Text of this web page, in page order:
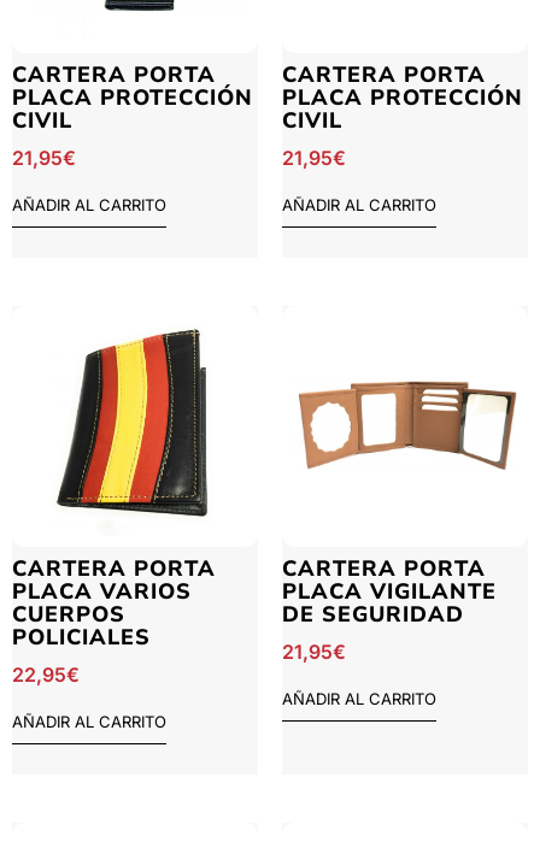
CARTERA PORTA
PLACA PROTECCIÓN
CIVIL
21,95€
AÑADIR AL CARRITO
CARTERA PORTA
PLACA PROTECCIÓN
CIVIL
21,95€
AÑADIR AL CARRITO
CARTERA PORTA
PLACA VARIOS
CUERPOS
POLICIALES
22,95€
AÑADIR AL CARRITO
CARTERA PORTA
PLACA VIGILANTE
DE SEGURIDAD
21,95€
AÑADIR AL CARRITO